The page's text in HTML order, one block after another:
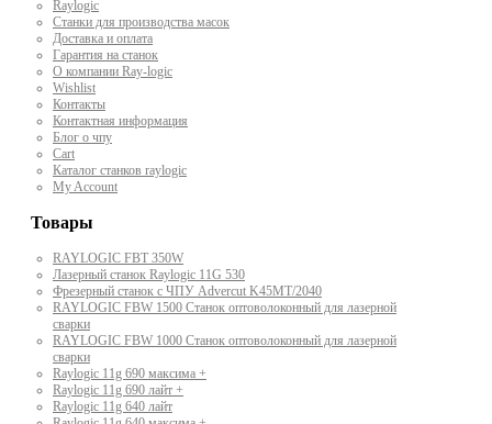
Raylogic
Станки для производства масок
Доставка и оплата
Гарантия на станок
О компании Ray-logic
Wishlist
Контакты
Контактная информация
Блог о чпу
Cart
Каталог станков raylogic
My Account
Товары
RAYLOGIC FBT 350W
Лазерный станок Raylogic 11G 530
Фрезерный станок с ЧПУ Advercut K45MT/2040
RAYLOGIC FBW 1500 Станок оптоволоконный для лазерной
сварки
RAYLOGIC FBW 1000 Станок оптоволоконный для лазерной
сварки
Raylogic 11g 690 максима +
Raylogic 11g 690 лайт +
Raylogic 11g 640 лайт